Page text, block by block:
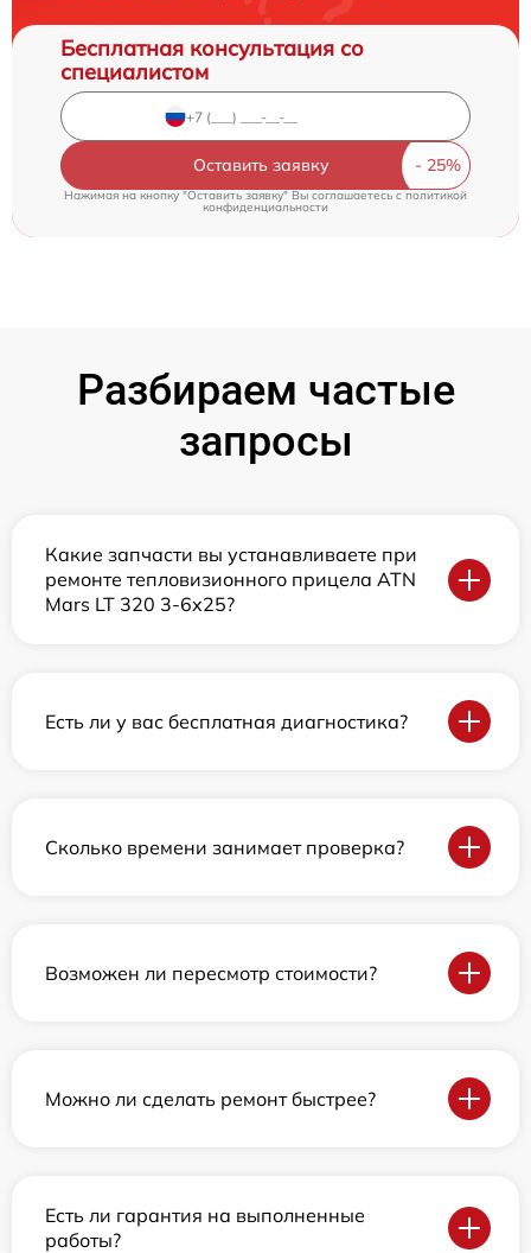
Бесплатная консультация со
специалистом
Оставить заявку
Нажимая на кнопку "Оставить заявку" Вы соглашаетесь cполитикой
конфиденциальности
Разбираем частые
запросы
Какие запчасти вы устанавливаете при
ремонте тепловизионного прицела ATN
Mars LT 320 3-6x25?
Есть ли у вас бесплатная диагностика?
Сколько времени занимает проверка?
Возможен ли пересмотр стоимости?
Можно ли сделать ремонт быстрее?
Есть ли гарантия на выполненные
работы?